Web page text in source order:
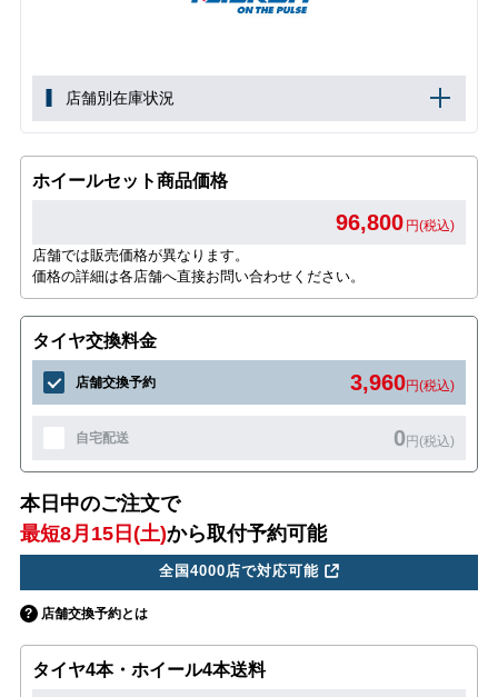
店舗別在庫状況
ホイールセット商品価格
96,800 円(税込)
店舗では販売価格が異なります。
価格の詳細は各店舗へ直接お問い合わせください。
タイヤ交換料金
店舗交換予約 3,960円(税込)
自宅配送 0円(税込)
本日中のご注文で
最短8月15日(土)から取付予約可能
全国4000店で対応可能
店舗交換予約とは
タイヤ4本・ホイール4本送料